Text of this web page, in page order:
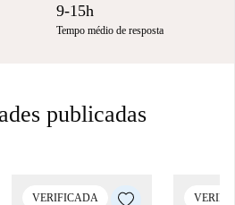
9-15h
Tempo médio de resposta
publicadas
VERIFICADA